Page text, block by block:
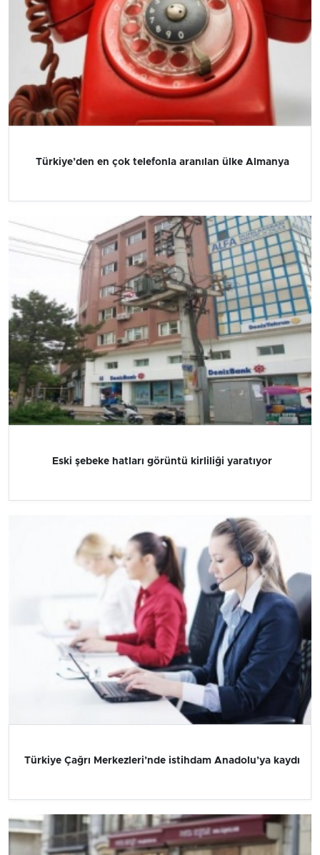
Türkiye’den en çok telefonla aranılan ülke Almanya
Eski şebeke hatları görüntü kirliliği yaratıyor
Türkiye Çağrı Merkezleri’nde istihdam Anadolu’ya kaydı